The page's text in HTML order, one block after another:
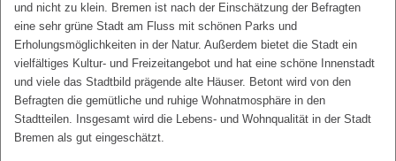
und nicht zu klein. Bremen ist nach der Einschätzung der Befragten
eine sehr grüne Stadt am Fluss mit schönen Parks und
Erholungsmöglichkeiten in der Natur. Außerdem bietet die Stadt ein
vielfältiges Kultur- und Freizeitangebot und hat eine schöne Innenstadt
und viele das Stadtbild prägende alte Häuser. Betont wird von den
Befragten die gemütliche und ruhige Wohnatmosphäre in den
Stadtteilen. Insgesamt wird die Lebens- und Wohnqualität in der Stadt
Bremen als gut eingeschätzt.